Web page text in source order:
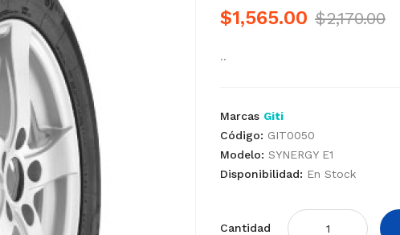
$1,565.00 $2,170.00
..
Marcas Giti
Código: GIT0050
Modelo: SYNERGY E1
Disponibilidad: En Stock
Cantidad